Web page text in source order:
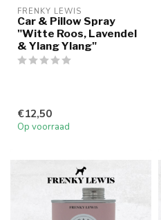
FRENKY LEWIS
Car & Pillow Spray
"Witte Roos, Lavendel
& Ylang Ylang"
€12,50
Op voorraad